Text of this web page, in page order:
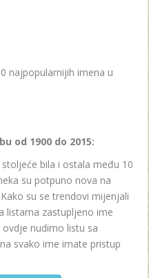
najpopularnijih imena u
od 1900 do 2015:
bila i ostala među 10
su potpuno nova na
su se trendovi mijenjali
listama zastupljeno ime
nudimo listu sa
svako ime imate pristup